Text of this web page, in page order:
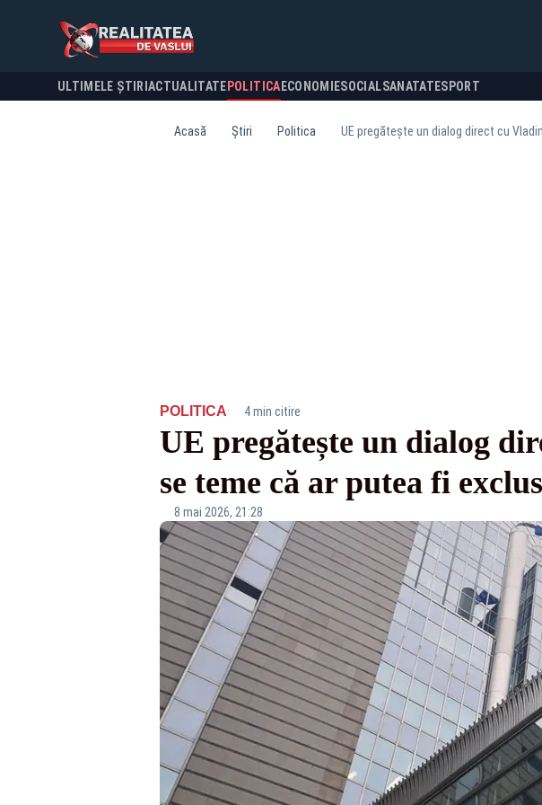
ULTIMELE ȘTIRI ACTUALITATE POLITICA ECONOMIESOCIALSANATATESPORT
Acasă Știri Politica UE pregătește un dialog direct cu
POLITICA· 4 min citire
UE pregătește un dialog
se teme că ar putea fi
8 mai 2026, 21:28